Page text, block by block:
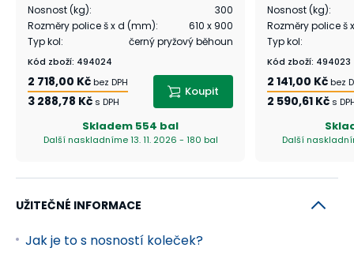
Nosnost (kg):
300
Rozměry police š x d (mm):
610 x 900
Typ kol: černý pryžový běhoun
Kód zboží: 494024
2 718,00 Kčbez DPH
3 288,78 Kč s DPH
Koupit
Skladem 554 bal
Další naskladníme 13. 11. 2026 - 180 bal
Nosnost (kg):
Rozměry police š
Typ kol:
Kód zboží: 494023
2 141,00 Kčbez
2 590,61 Kč s
Další
UŽITEČNÉ INFORMACE
Jak je to s nosností koleček?